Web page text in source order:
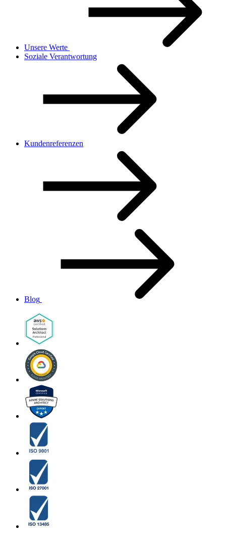
Unsere Werte
Soziale Verantwortung
Kundenreferenzen
Blog